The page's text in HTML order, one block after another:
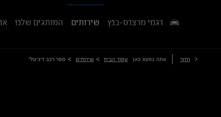
דגמי מרצדס-בנץ שירותים המותגים שלנו
חזור אתה נמצא כאן עמוד הבית > שירותים > ספר רכב דיגיטלי